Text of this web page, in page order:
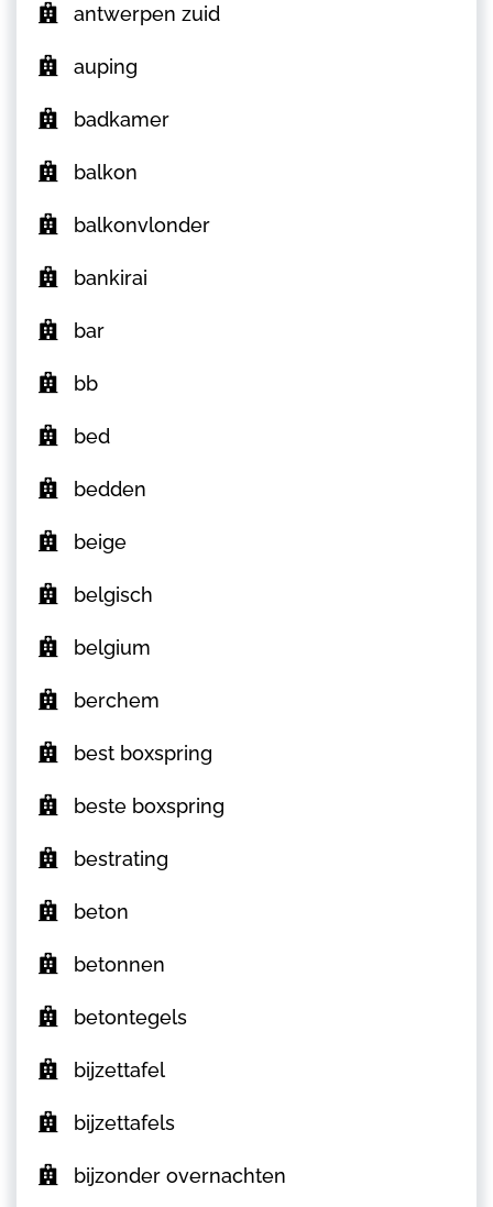
antwerpen zuid
auping
badkamer
balkon
balkonvlonder
bankirai
bar
bb
bed
bedden
beige
belgisch
belgium
berchem
best boxspring
beste boxspring
bestrating
beton
betonnen
betontegels
bijzettafel
bijzettafels
bijzonder overnachten